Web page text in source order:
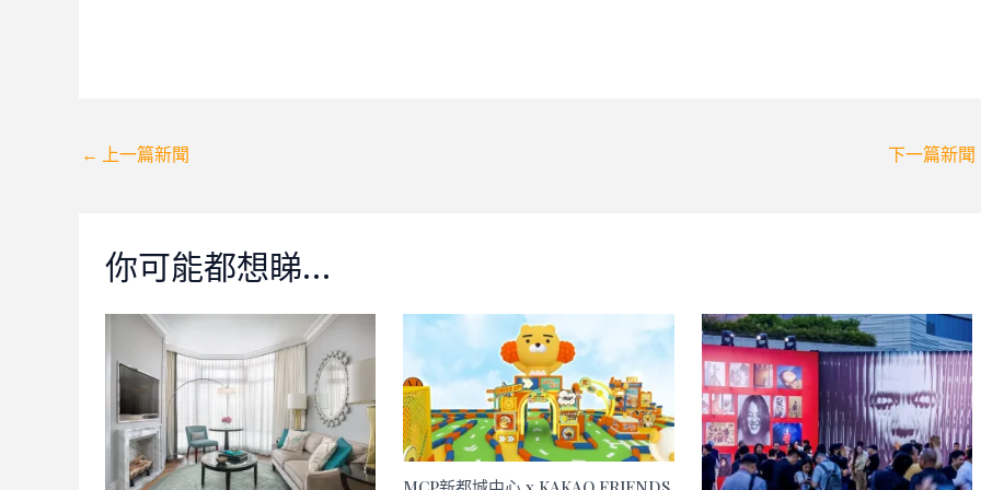
Post
← 上一篇新聞 下一篇新聞
你可能都想睇…